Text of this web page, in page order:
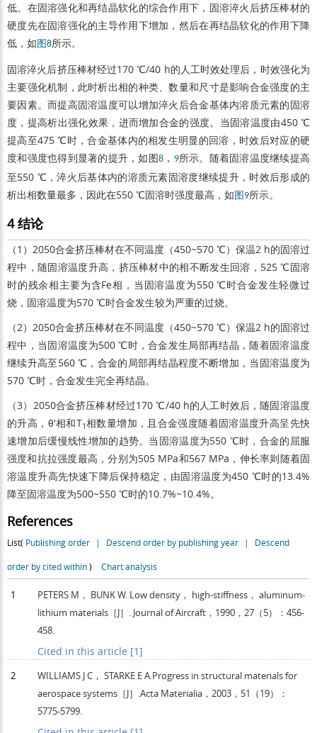
低。在固溶强化和再结晶软化的综合作用下，固溶淬火后挤压棒材的
硬度先在固溶强化的主导作用下增加，然后在再结晶软化的作用下降
低，如 图8所示。
固溶淬火后挤压棒材经过170 ℃/40 h的人工时效处理后，时效强化为
主要强化机制，此时析出相的种类、数量和尺寸是影响合金强度的主
要因素。而提高固溶温度可以增加淬火后合金基体内溶质元素的固溶
度，提高析出强化效果，进而增加合金的强度。当固溶温度由450 ℃
提高至475 ℃时，合金基体内的相发生明显的回溶，时效后对应的硬
度和强度也得到显著的提升，如图8 ， 9所示。随着固溶温度继续提高
至550 ℃，淬火后基体内的溶质元素固溶度继续提升，时效后形成的
析出相数量最多，因此在550 ℃固溶时强度最高，如 图9所示。
4 结论
（1）2050合金挤压棒材在不同温度（450~570 ℃）保温2 h的固溶过
程中，随固溶温度升高，挤压棒材中的相不断发生回溶，525 ℃固溶
时的残余相主要为含Fe相，当固溶温度为550 ℃时合金发生轻微过
烧，固溶温度为570 ℃时合金发生较为严重的过烧。
（2）2050合金挤压棒材在不同温度（450~570 ℃）保温2 h的固溶过
程中，当固溶温度为500 ℃时，合金发生局部再结晶，随着固溶温度
继续升高至560 ℃，合金的局部再结晶程度不断增加，当固溶温度为
570 ℃时，合金发生完全再结晶。
（3）2050合金挤压棒材经过170 ℃/40 h的人工时效后，随固溶温度
的升高，θ′相和T1相数量增加，且合金强度随着固溶温度升高呈先快
速增加后缓慢线性增加的趋势。当固溶温度为550 ℃时，合金的屈服
强度和抗拉强度最高，分别为505 MPa和567 MPa，伸长率则随着固
溶温度升高先快速下降后保持稳定，由固溶温度为450 ℃时的13.4%
降至固溶温度为500~550 ℃时的10.7%~10.4%。
References
List( Publishing order | Descend order by publishing year | Descend
order by cited within) Chart analysis
1 PETERS M ， BUNKW. Low density， high-stiffness， aluminum-
lithium materials［J］. Journal of Aircraft ， 1990 ， 27 （5）：456-
458.
Cited in this article [1]
2 WILLIAMS J C ， STARKE E A.Progress in structural materials for
aerospace systems［J］.Acta Materialia ， 2003 ， 51 （19）：
5775-5799.